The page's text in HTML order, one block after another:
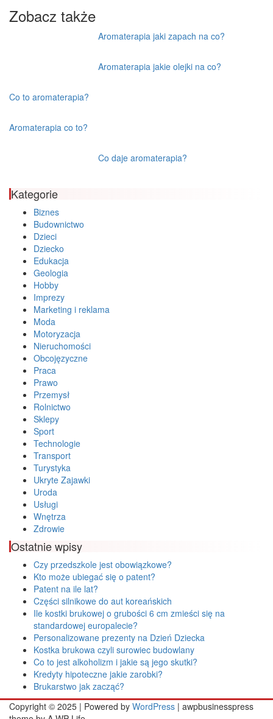
Zobacz także
Aromaterapia jaki zapach na co?
Aromaterapia jakie olejki na co?
Co to aromaterapia?
Aromaterapia co to?
Co daje aromaterapia?
Kategorie
Biznes
Budownictwo
Dzieci
Dziecko
Edukacja
Geologia
Hobby
Imprezy
Marketing i reklama
Moda
Motoryzacja
Nieruchomości
Obcojęzyczne
Praca
Prawo
Przemysł
Rolnictwo
Sklepy
Sport
Technologie
Transport
Turystyka
Ukryte Zajawki
Uroda
Usługi
Wnętrza
Zdrowie
Ostatnie wpisy
Czy przedszkole jest obowiązkowe?
Kto może ubiegać się o patent?
Patent na ile lat?
Części silnikowe do aut koreańskich
Ile kostki brukowej o grubości 6 cm zmieści się na
standardowej europalecie?
Personalizowane prezenty na Dzień Dziecka
Kostka brukowa czyli surowiec budowlany
Co to jest alkoholizm i jakie są jego skutki?
Kredyty hipoteczne jakie zarobki?
Brukarstwo jak zacząć?
Copyright © 2025 | Powered by WordPress | awpbusinesspress